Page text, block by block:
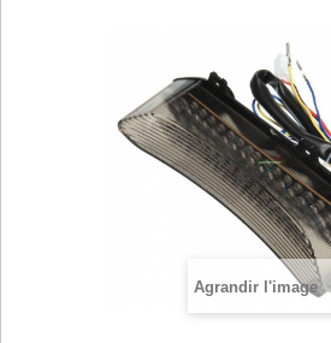
Agrandir l'image